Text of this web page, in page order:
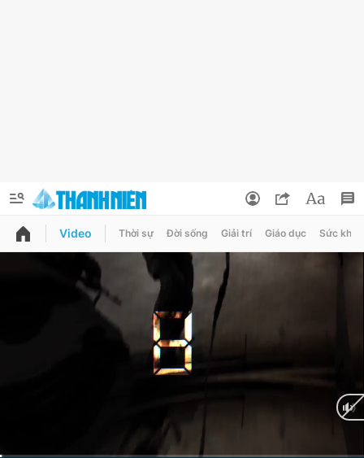
QUẢNG CÁO
Tin 24h
Thông tin tài khoản
Đổi mật khẩu
Video Thời sự Đời sống Giải trí Giáo dục Sức khỏe